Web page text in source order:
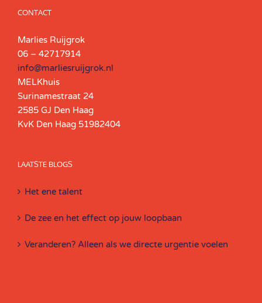
CONTACT
Marlies Ruijgrok
06 – 42717914
info@marliesruijgrok.nl
MELKhuis
Surinamestraat 24
2585 GJ Den Haag
KvK Den Haag 51982404
LAATSTE BLOGS
Het ene talent
De zee en het effect op jouw loopbaan
Veranderen? Alleen als we directe urgentie voelen